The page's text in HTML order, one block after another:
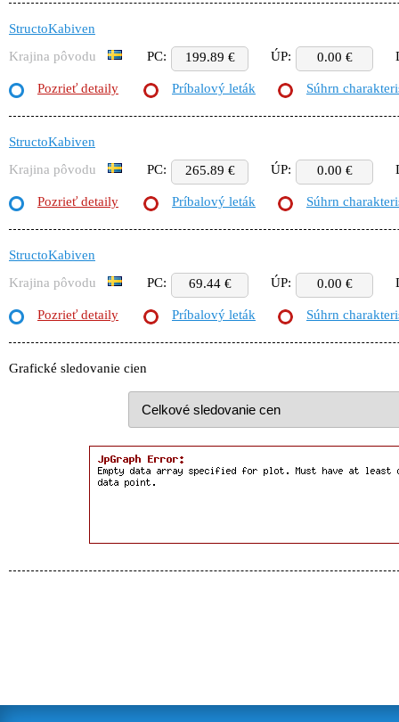
StructoKabiven
Krajina pôvodu
PC: 199.89 € ÚP: 0.00 €
Pozrieť detaily Príbalový leták Súhrn
StructoKabiven
Krajina pôvodu
PC: 265.89 € ÚP: 0.00 €
Pozrieť detaily Príbalový leták Súhrn
StructoKabiven
Krajina pôvodu
PC: 69.44 € ÚP: 0.00 €
Pozrieť detaily Príbalový leták Súhrn
Grafické sledovanie cien